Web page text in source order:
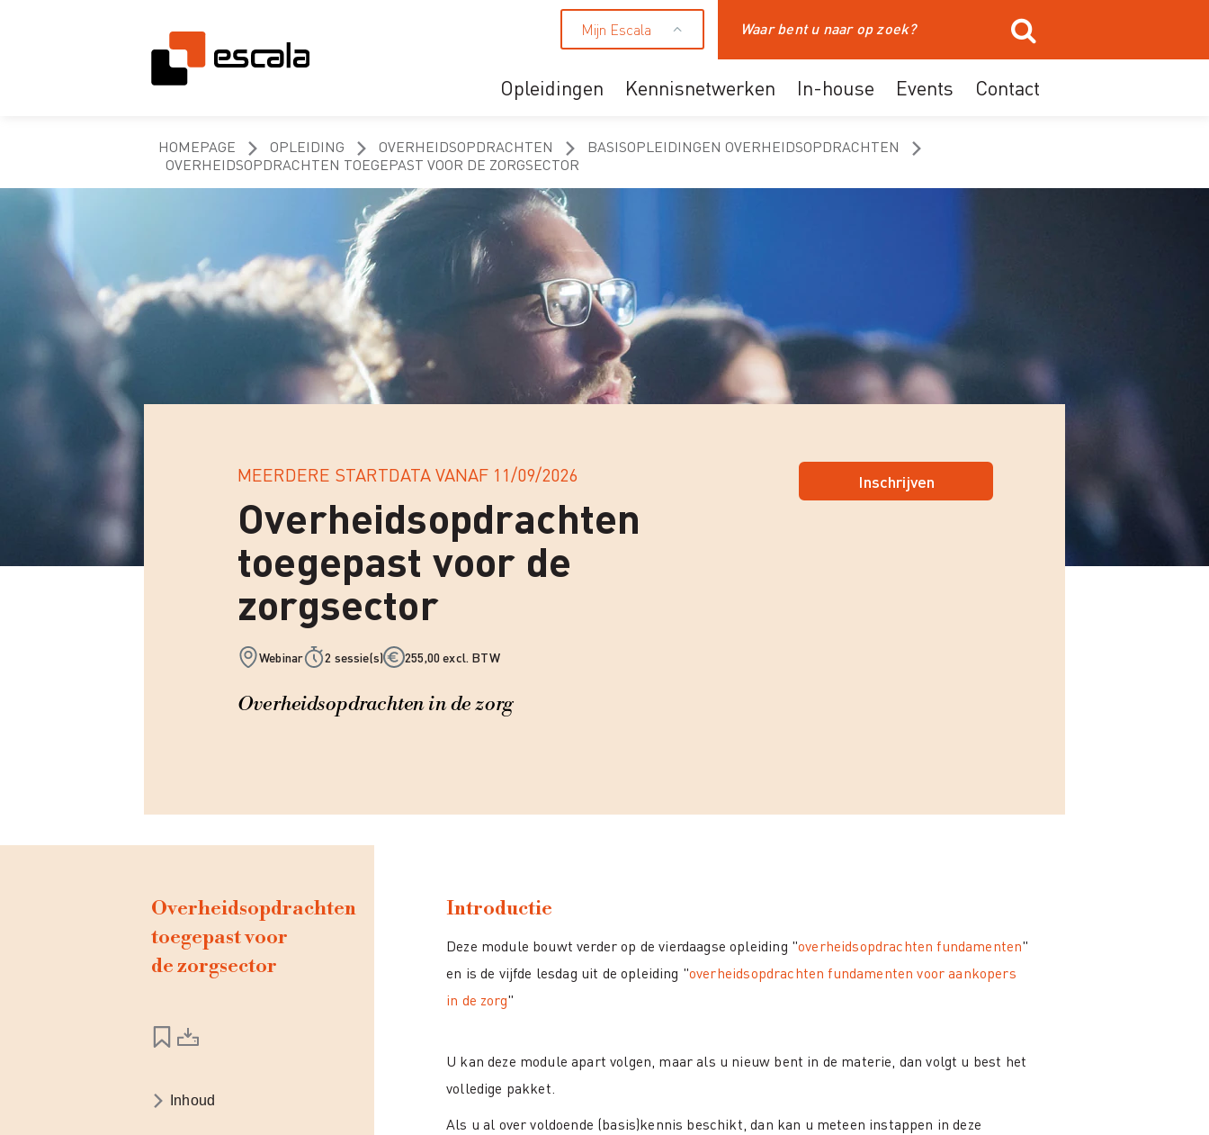
Mijn Escala Zoeken
Opleidingen
Professionals
HR en leidinggevende
Kennisnetwerken In-house Events Contact
HOMEPAGE OPLEIDING OVERHEIDSOPDRACHTEN
BASISOPLEIDINGEN OVERHEIDSOPDRACHTEN
OVERHEIDSOPDRACHTEN TOEGEPAST VOOR DE ZORGSECTOR
MEERDERE STARTDATA VANAF 11/09/2026
Overheidsopdrachten
toegepast voor de
zorgsector
Webinar 2 sessie(s) 255,00 excl. BTW
Overheidsopdrachten in de zorg
Inschrijven
Overheidsopdrachten
toegepast voor
de zorgsector
Inhoud
Introductie
Deze module bouwt verder op de vierdaagse opleiding "overheidsopdrachten fundamenten"
en is de vijfde lesdag uit de opleiding "overheidsopdrachten fundamenten voor aankopers
in de zorg"
U kan deze module apart volgen, maar als u nieuw bent in de materie, dan volgt u best het
volledige pakket.
Als u al over voldoende (basis)kennis beschikt, dan kan u meteen instappen in deze